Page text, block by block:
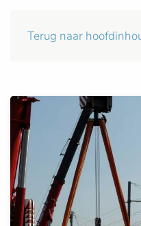
Terug naar